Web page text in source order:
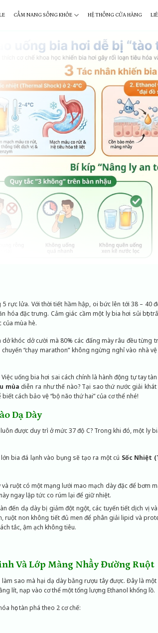
CẨM NANG SỐNG KHỎE HỆ THỐNG CỬA HÀNG
rực lửa. Với thời tiết hầm hập, oi bức lên tới 38 – 40
hóa đặc trưng. Cảm giác cầm một ly bia hơi sủi bọt
của mùa hè.
khóc dở cười mà 80% các đấng mày râu đều từng
“chạy marathon” không ngừng nghỉ vào nhà
uống bia hơi sai cách chính là hành động tự tay
mùa diễn ra như thế nào? Tại sao thứ nước giải khát
cách bảo vệ “bộ não thứ hai” của cơ thể nhé!
Dạ Dày
được duy trì ở mức 37 độ C? Trong khi đó, một ly
bia đá lạnh vào bụng sẽ tạo ra một cú Sốc Nhiệt
ruột có một mạng lưới mao mạch dày đặc để bơm
ngay lập tức co rúm lại để giữ nhiệt.
đến dạ dày bị giảm đột ngột, các tuyến tiết dịch vị
ruột non không tiết đủ men để phân giải lipid và
tắc, ậm ạch không tiêu.
Và Lớp Màng Nhầy Đường Ruột
sao mà hại dạ dày bằng rượu tây được. Đây là
lít, nạp vào cơ thể một tổng lượng Ethanol khổng lồ.
học tàn phá theo 2 cơ chế: